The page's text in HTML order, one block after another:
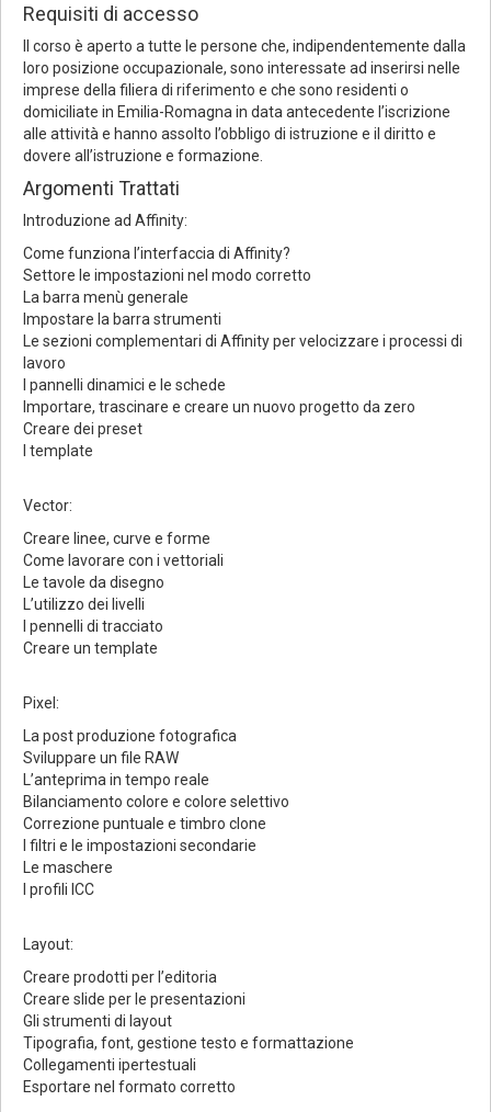
Requisiti di accesso
Il corso è aperto a tutte le persone che, indipendentemente dalla
loro posizione occupazionale, sono interessate ad inserirsi nelle
imprese della filiera di riferimento e che sono residenti o
domiciliate in Emilia-Romagna in data antecedente l’iscrizione
alle attività e hanno assolto l’obbligo di istruzione e il diritto e
dovere all’istruzione e formazione.
Argomenti Trattati
Introduzione ad Affinity:
Come funziona l’interfaccia di Affinity?
Settore le impostazioni nel modo corretto
La barra menù generale
Impostare la barra strumenti
Le sezioni complementari di Affinity per velocizzare i processi di
lavoro
I pannelli dinamici e le schede
Importare, trascinare e creare un nuovo progetto da zero
Creare dei preset
I template
Vector:
Creare linee, curve e forme
Come lavorare con i vettoriali
Le tavole da disegno
L’utilizzo dei livelli
I pennelli di tracciato
Creare un template
Pixel:
La post produzione fotografica
Sviluppare un file RAW
L’anteprima in tempo reale
Bilanciamento colore e colore selettivo
Correzione puntuale e timbro clone
I filtri e le impostazioni secondarie
Le maschere
I profili ICC
Layout:
Creare prodotti per l’editoria
Creare slide per le presentazioni
Gli strumenti di layout
Tipografia, font, gestione testo e formattazione
Collegamenti ipertestuali
Esportare nel formato corretto